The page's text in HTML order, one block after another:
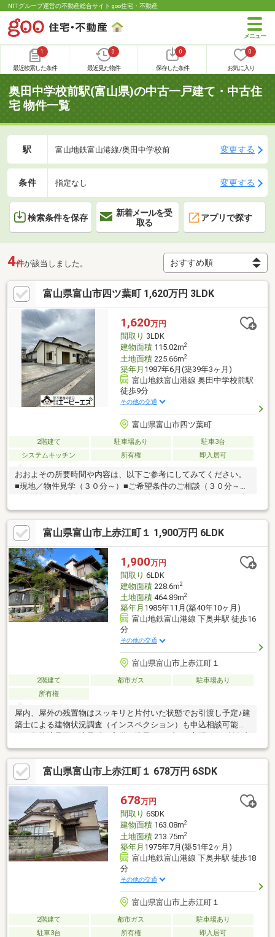
NTTグループ運営の不動産総合サイト goo住宅・不動産
1
最近検索した条件
0
最近見た物件
0
保存した条件
0
お気に入り
奥田中学校前駅(富山県)の中古一戸建て・中古住
宅 物件一覧
駅 富山地鉄富山港線/奥田中学校前 変更する
条件 指定なし 変更する
検索条件を保存
新着メールを受
取る
アプリで探す
4件が該当しました。
富山県富山市四ツ葉町 1,620万円 3LDK
1,620万円
間取り 3LDK
建物面積115.02m2
土地面積225.66m2
築年月 1987年6月(築39年3ヶ月)
富山地鉄富山港線 奥田中学校前駅
徒歩9分
その他の交通
富山県富山市四ツ葉町
2階建て 駐車場あり
駐車3台
システムキッチン
所有権 即入居可
おおよその所要時間や内容は、以下ご参考にしてみてください。
■現地／物件見学（３０分～）■ご希望条件のご相談（３０分～）
のご相談（３０分～）■会社の強みのご紹介（３０分～）■持家を
お持ちの方のお住み替えのご相談（３０分～）マイホーム購入は
人生の大切なご決断です。気になる点は何でもお気軽にご相談く
ださい。当社スタッフが、ご納得頂けるまでご相談をお受けいた
します。【0120-011-768】へお電話いただくか、【オレンジ色資
料請求（無料）ボタン】【赤色見学予約をする（無料）ボタン】
よりお問い合わせください。
富山県富山市上赤江町１ 1,900万円 6LDK
1,900万円
間取り 6LDK
建物面積228.6m2
土地面積464.89m2
築年月 1985年11月(築40年10ヶ月)
富山地鉄富山港線 下奥井駅 徒歩16
分
その他の交通
富山県富山市上赤江町１
2階建て 都市ガス
駐車場あり
所有権
屋内、屋外の残置物はスッキリと片付いた状態でお引渡し予定♪建
築士による建物状況調査（インスペクション）も申込相談可能で
様居住中のため、内覧ご希望の際は、お日にちに余裕を持ってお
問い合わせください♪
富山県富山市上赤江町１ 678万円 6SDK
678万円
間取り 6SDK
建物面積163.08m2
土地面積213.75m2
築年月 1975年7月(築51年2ヶ月)
富山地鉄富山港線 下奥井駅 徒歩18
分
その他の交通
富山県富山市上赤江町１
2階建て 都市ガス
駐車場あり
駐車3台
所有権 即入居可